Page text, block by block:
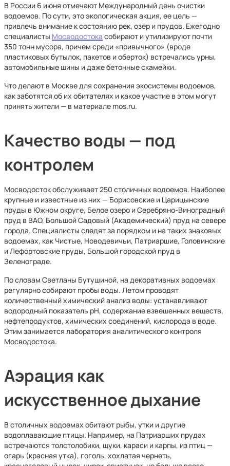
В России 6 июня отмечают Международный день очистки
водоемов. По сути, это экологическая акция, ее цель —
привлечь внимание к состоянию рек, озер и прудов. Ежегодно
специалисты Мосводостока собирают и утилизируют почти
350 тонн мусора, причем среди «привычного» (вроде
пластиковых бутылок, пакетов и оберток) встречались урны,
автомобильные шины и даже бетонные скамейки.
Что делают в Москве для сохранения экосистемы водоемов,
как заботятся об их обитателях и какое участие в этом могут
принять жители — в материале mos.ru.
Качество воды — под
контролем
Мосводосток обслуживает 250 столичных водоемов. Наиболее
крупные и известные из них — Борисовские и Царицынские
пруды в Южном округе, Белое озеро и Серебряно-Виноградный
пруд в ВАО, Большой Садовый (Академический) пруд на севере
города. Специалисты следят за порядком и на таких знаковых
водоемах, как Чистые, Новодевичьи, Патриаршие, Головинские
и Лефортовские пруды, Большой городской пруд в
Зеленограде.
По словам Светланы Бутушиной, на декоративных водоемах
регулярно собирают пробы воды. Летом проводят
количественный химический анализ воды: устанавливают
водородный показатель pH, содержание взвешенных веществ,
нефтепродуктов, химических соединений, кислорода в воде.
Этим занимается лаборатория аналитического контроля
Мосводостока.
Аэрация как
искусственное дыхание
В столичных водоемах обитают рыбы, утки и другие
водоплавающие птицы. Например, на Патриарших прудах
встречаются толстолобики, щуки, караси и карпы, из птиц —
огарь (красная утка), гоголь, хохлатая чернеть,